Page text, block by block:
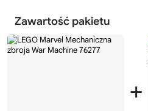
Zawartość pakietu
+